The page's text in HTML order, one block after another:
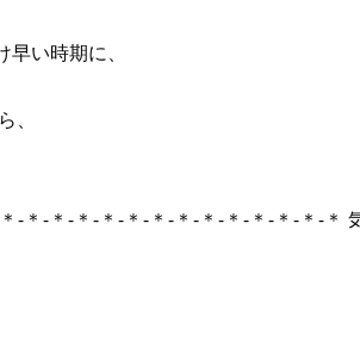
い時期に、
-＊-＊-＊-＊-＊-＊-＊-＊-＊-＊-＊-＊-＊